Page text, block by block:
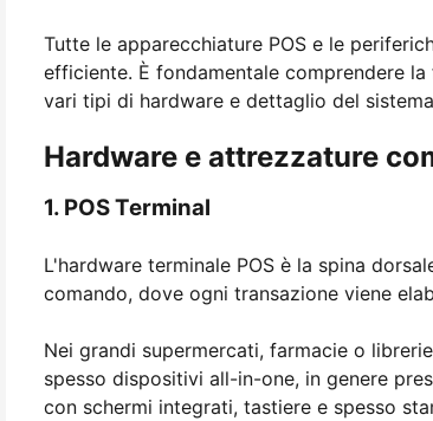
Tutte le apparecchiature POS e le
efficiente. È fondamentale comprendere
vari tipi di hardware e dettaglio del
Hardware e attrezzature
1. POS Terminal
L'hardware terminale POS è la spina
comando, dove ogni transazione viene
Nei grandi supermercati, farmacie o
spesso dispositivi all-in-one, in genere
con schermi integrati, tastiere e spesso